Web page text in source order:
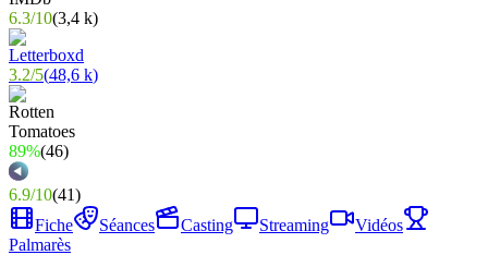
6.3/10(3,4 k)
3.2/5(48,6 k)
89%(46)
6.9/10(41)
Fiche
Séances Casting Streaming
Vidéos
Palmarès